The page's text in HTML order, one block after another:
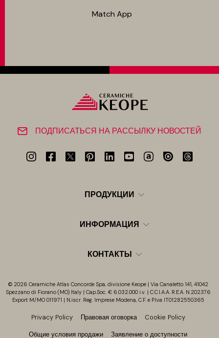
Match App
ПОДПИСАТЬСЯ НА РАССЫЛКУ НОВОСТЕЙ
ПРОДУКЦИИ
ИНФОРМАЦИЯ
КОНТАКТЫ
© 2026 Ceramiche Atlas Concorde Spa, divisione Keope | Via Canaletto 141, 41042
Spezzano di Fiorano (MO) Italy | Cap.Soc. € 6.032.000 i.v. | C.C.I.A.A. R.E.A. N.202376
Export M/MO 011971 | N.iscr. Reg. Imprese Modena, C.F. e P.Iva IT01282550365
Privacy Policy Правовая оговорка Cookie Policy
Общие условия продажи Заявление о доступности